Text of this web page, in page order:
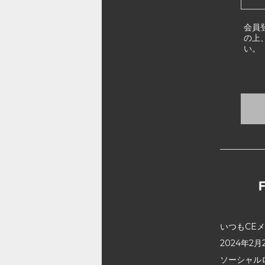
会員
の上
い。
いつもCE
2024年2月
ソーシャ